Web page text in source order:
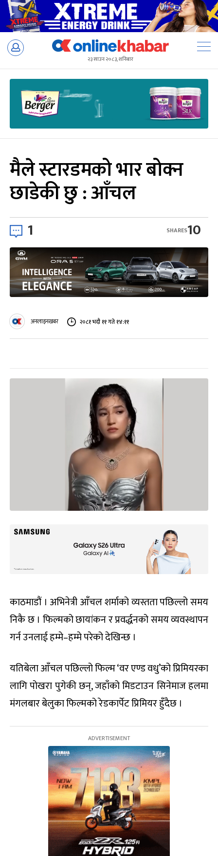
Skip
२३ साउन २०८३, शनिबार
मैले स्टारडमको भार बोक्न
छाडेकी छु : आँचल
1 10
SHARES
अनलाइनखबर २०८१ भदौ ११ गते १४:११
काठमाडौं । अभिनेत्री आँचल शर्माको व्यस्तता पछिल्लो समय
निकै छ । फिल्मको छायांकन र प्रवर्द्धनको समय व्यवस्थापन
गर्न उनलाई हम्मे–हम्मे परेको देखिन्छ ।
यतिबेला आँचल पछिल्लो फिल्म ‘वर एण्ड वधु’को प्रिमियरका
लागि पोखरा पुगेकी छन्, जहाँको मिडटाउन सिनेमाज हलमा
मंगलबार बेलुका फिल्मको रेडकार्पेट प्रिमियर हुँदैछ ।